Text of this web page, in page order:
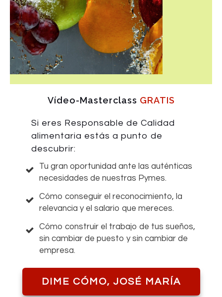
Vídeo-Masterclass GRATIS
Si eres Responsable de Calidad
alimentaria estás a punto de
descubrir:
Tu gran oportunidad ante las auténticas
necesidades de nuestras Pymes.
Cómo conseguir el reconocimiento, la
relevancia y el salario que mereces.
Cómo construir el trabajo de tus sueños,
sin cambiar de puesto y sin cambiar de
empresa.
DIME CÓMO, JOSÉ MARÍA